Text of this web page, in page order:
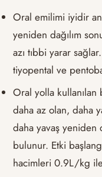
Oral emilimi iyidir
yeniden dağılım
azı tıbbi yarar
tiyopental ve
Oral yolla
daha az olan, daha
daha yavaş yeniden
bulunur. Etki
hacimleri 0.9L/kg